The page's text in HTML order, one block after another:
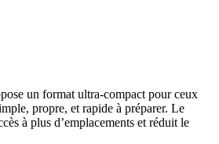
un format ultra-compact pour ceux
propre, et rapide à préparer. Le
à plus d’emplacements et réduit le